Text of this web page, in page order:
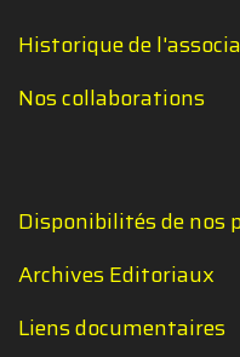
Historique de
Nos collaborations
Disponibilités de nos
Archives Editoriaux
Liens documentaires